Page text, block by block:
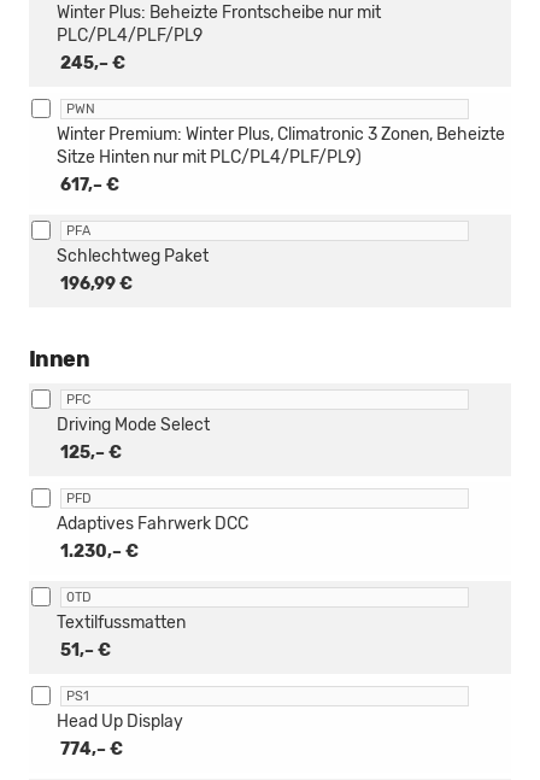
245,– €
Winter Plus: Beheizte Frontscheibe nur mit
PLC/PL4/PLF/PL9
PWN
617,– €
Winter Premium: Winter Plus, Climatronic 3 Zonen, Beheizte
Sitze Hinten nur mit PLC/PL4/PLF/PL9)
PFA
196,99 €
Schlechtweg Paket
Innen
PFC
125,– €
Driving Mode Select
PFD
1.230,– €
Adaptives Fahrwerk DCC
0TD
51,– €
Textilfussmatten
PS1
774,– €
Head Up Display